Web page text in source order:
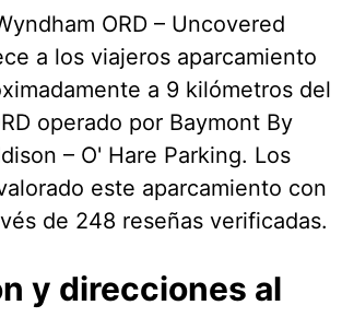
ORD – Uncovered
a los viajeros aparcamiento
a 9 kilómetros del
operado por Baymont By
– O' Hare Parking. Los
este aparcamiento con
de 248 reseñas verificadas.
y direcciones al